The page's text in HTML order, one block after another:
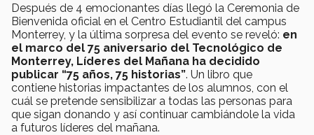
Después de 4 emocionantes días llegó la Ceremonia de
Bienvenida oficial en el Centro Estudiantil del campus
Monterrey, y la última sorpresa del evento se reveló: en
el marco del 75 aniversario del Tecnológico de
Monterrey, Líderes del Mañana ha decidido
publicar “75 años, 75 historias”. Un libro que
contiene historias impactantes de los alumnos, con el
cuál se pretende sensibilizar a todas las personas para
que sigan donando y así continuar cambiándole la vida
a futuros líderes del mañana.